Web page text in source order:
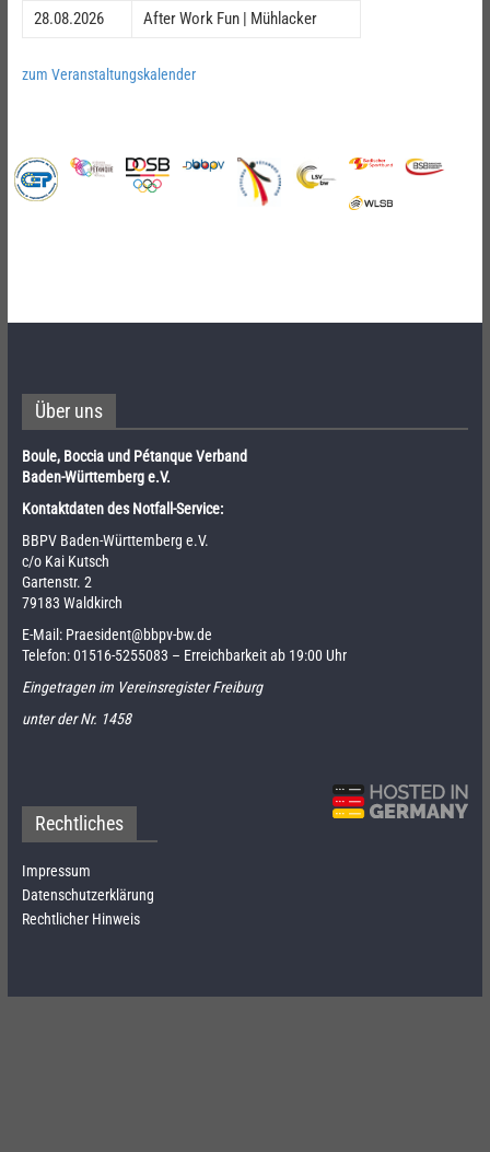
28.08.2026
After Work Fun | Mühlacker
zum Veranstaltungskalender
Über uns
Boule, Boccia und Pétanque Verband
Baden-Württemberg e.V.
Kontaktdaten des Notfall-Service:
BBPV Baden-Württemberg e.V.
c/o Kai Kutsch
Gartenstr. 2
79183 Waldkirch
E-Mail: Praesident@bbpv-bw.de
Telefon:01516-5255083 – Erreichbarkeit ab 19:00 Uhr
Eingetragen im Vereinsregister Freiburg
unter der Nr. 1458
Rechtliches
Impressum
Datenschutzerklärung
Rechtlicher Hinweis